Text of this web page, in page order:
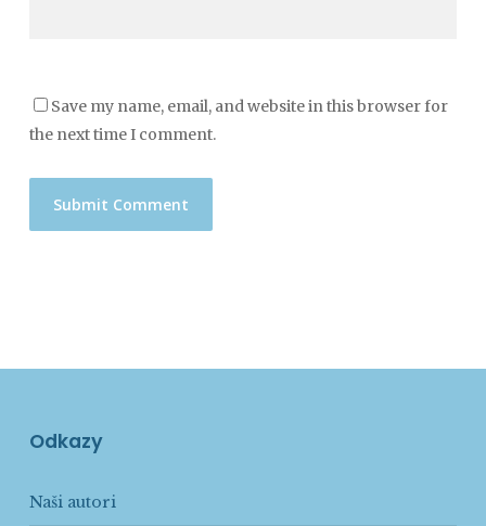
Save my name, email, and website in this browser for
the next time I comment.
Odkazy
Naši autori